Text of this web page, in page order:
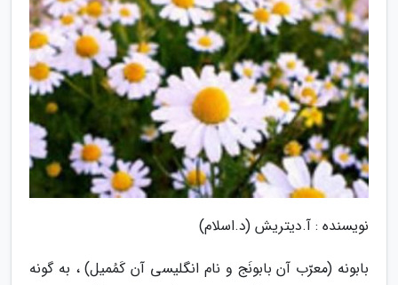
نویسنده : آ.دیتریش (د.اسلام)
بابونه (معرّب آن بابونَج و نام انگلیسی آن کَمُمیل) ، به گونه